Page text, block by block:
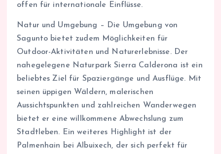
offen für internationale Einflüsse.
Natur und Umgebung – Die Umgebung von
Sagunto bietet zudem Möglichkeiten für
Outdoor-Aktivitäten und Naturerlebnisse. Der
nahegelegene Naturpark Sierra Calderona ist ein
beliebtes Ziel für Spaziergänge und Ausflüge. Mit
seinen üppigen Wäldern, malerischen
Aussichtspunkten und zahlreichen Wanderwegen
bietet er eine willkommene Abwechslung zum
Stadtleben. Ein weiteres Highlight ist der
Palmenhain bei Albuixech, der sich perfekt für